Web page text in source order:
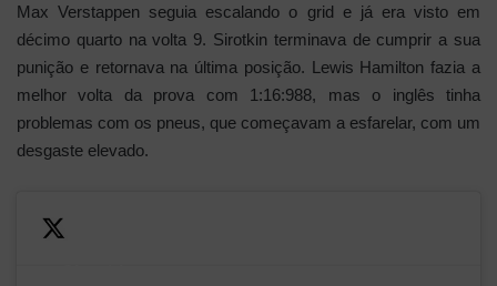
Max Verstappen seguia escalando o grid e já era visto em
décimo quarto na volta 9. Sirotkin terminava de cumprir a sua
punição e retornava na última posição. Lewis Hamilton fazia a
melhor volta da prova com 1:16:988, mas o inglês tinha
problemas com os pneus, que começavam a esfarelar, com um
desgaste elevado.